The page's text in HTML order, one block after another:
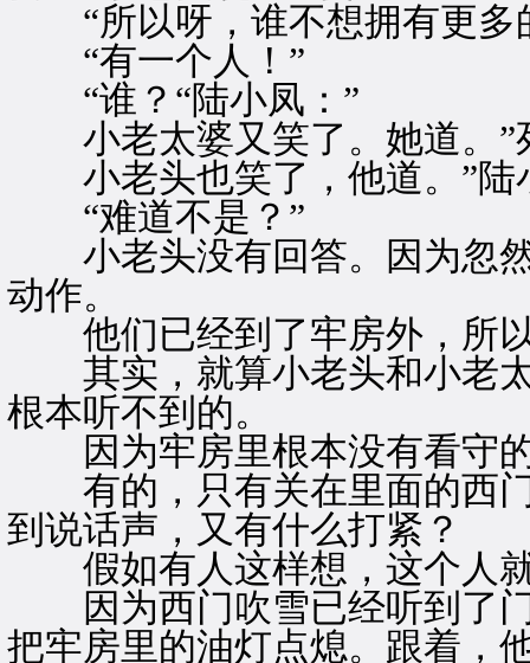
“所以呀，谁不想拥有更多
“有一个人！”
“谁？“陆小凤：”
小老太婆又笑了。她道。”
小老头也笑了，他道。”陆
“难道不是？”
小老头没有回答。因为忽然
动作。
他们已经到了牢房外，所以
其实，就算小老头和小老太
根本听不到的。
因为牢房里根本没有看守
有的，只有关在里面的西门
到说话声，又有什么打紧？
假如有人这样想，这个人
因为西门吹雪已经听到了门
把牢房里的油灯点熄。跟着，